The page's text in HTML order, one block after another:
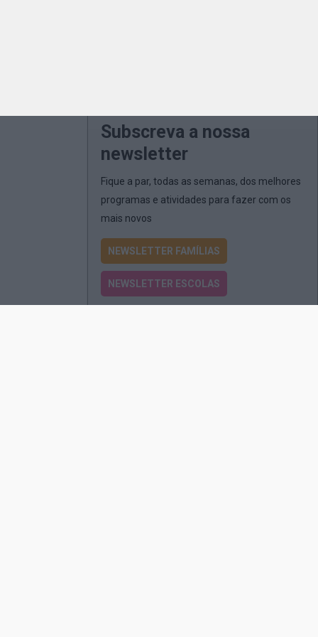
Subscreva a nossa
newsletter
Fique a par, todas as semanas, dos melhores
programas e atividades para fazer com os
mais novos
NEWSLETTER FAMÍLIAS
NEWSLETTER ESCOLAS